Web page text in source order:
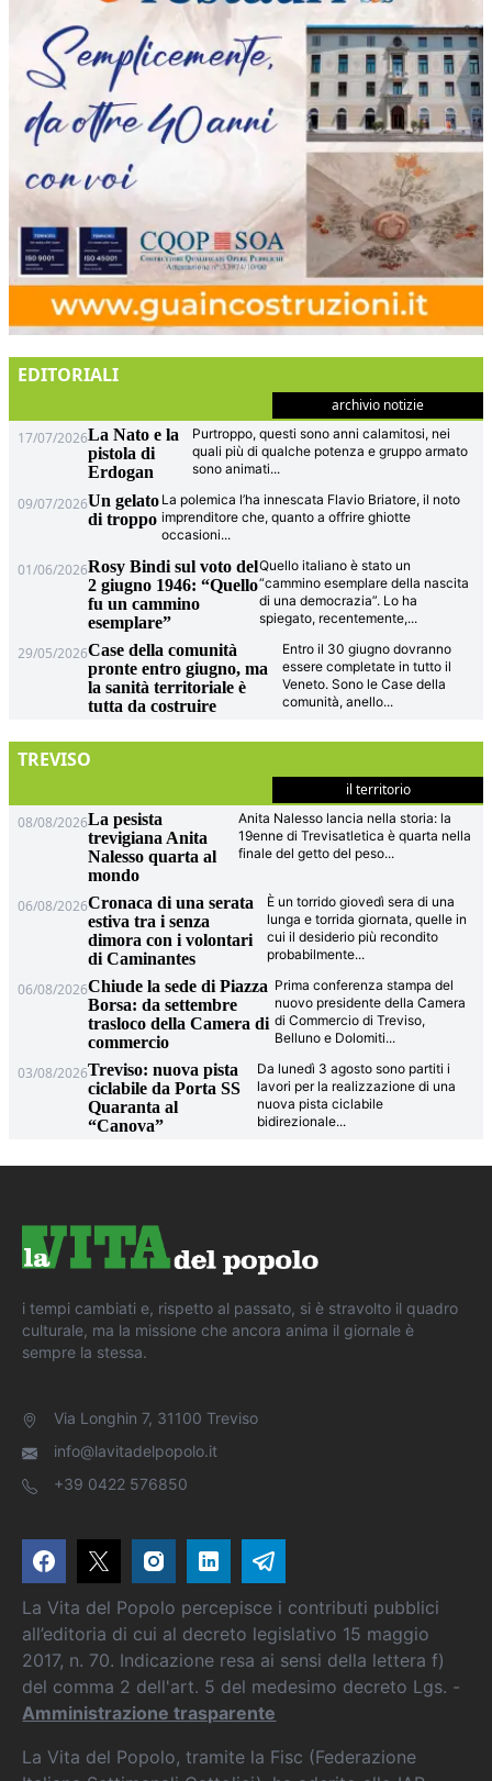
EDITORIALI
archivio notizie
17/07/2026La Nato e la
pistola di
Erdogan
Purtroppo, questi sono anni calamitosi, nei
quali più di qualche potenza e gruppo armato
sono animati...
09/07/2026Un gelato
di troppo
La polemica l’ha innescata Flavio Briatore, il noto
imprenditore che, quanto a offrire ghiotte
occasioni...
01/06/2026Rosy Bindi sul voto del
2 giugno 1946: “Quello
fu un cammino
esemplare”
Quello italiano è stato un
“cammino esemplare della nascita
di una democrazia”. Lo ha
spiegato, recentemente,...
29/05/2026Case della comunità
pronte entro giugno, ma
la sanità territoriale è
tutta da costruire
Entro il 30 giugno dovranno
essere completate in tutto il
Veneto. Sono le Case della
comunità, anello...
TREVISO
il territorio
08/08/2026La pesista
trevigiana Anita
Nalesso quarta al
mondo
Anita Nalesso lancia nella storia: la
19enne di Trevisatletica è quarta nella
finale del getto del peso...
06/08/2026Cronaca di una serata
estiva tra i senza
dimora con i volontari
di Caminantes
È un torrido giovedì sera di una
lunga e torrida giornata, quelle in
cui il desiderio più recondito
probabilmente...
06/08/2026Chiude la sede di Piazza
Borsa: da settembre
trasloco della Camera di
commercio
Prima conferenza stampa del
nuovo presidente della Camera
di Commercio di Treviso,
Belluno e Dolomiti...
03/08/2026Treviso: nuova pista
ciclabile da Porta SS
Quaranta al
“Canova”
Da lunedì 3 agosto sono partiti i
lavori per la realizzazione di una
nuova pista ciclabile
bidirezionale...
i tempi cambiati e, rispetto al passato, si è stravolto il quadro
culturale, ma la missione che ancora anima il giornale è
sempre la stessa.
Via Longhin 7, 31100 Treviso
info@lavitadelpopolo.it
+39 0422 576850
La Vita del Popolo percepisce i contributi pubblici
all’editoria di cui al decreto legislativo 15 maggio
2017, n. 70. Indicazione resa ai sensi della lettera f)
del comma 2 dell'art. 5 del medesimo decreto Lgs. -
Amministrazione trasparente
La Vita del Popolo, tramite la Fisc (Federazione